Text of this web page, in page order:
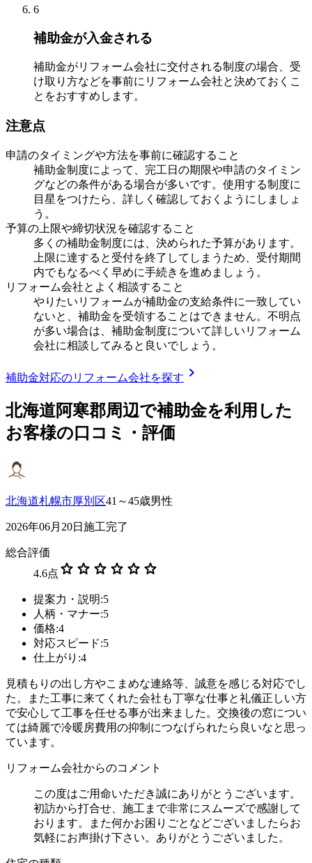
6
補助金が入金される
補助金がリフォーム会社に交付される制度の場合、受
け取り方などを事前にリフォーム会社と決めておくこ
とをおすすめします。
注意点
申請のタイミングや方法を事前に確認すること
補助金制度によって、完工日の期限や申請のタイミン
グなどの条件がある場合が多いです。使用する制度に
目星をつけたら、詳しく確認しておくようにしましょ
う。
予算の上限や締切状況を確認すること
多くの補助金制度には、決められた予算があります。
上限に達すると受付を終了してしまうため、受付期間
内でもなるべく早めに手続きを進めましょう。
リフォーム会社とよく相談すること
やりたいリフォームが補助金の支給条件に一致してい
ないと、補助金を受領することはできません。不明点
が多い場合は、補助金制度について詳しいリフォーム
会社に相談してみると良いでしょう。
補助金対応のリフォーム会社を探す chevron_right
北海道阿寒郡周辺で補助金を利用した
お客様の口コミ・評価
北海道札幌市厚別区41～45歳男性
2026年06月20日施工完了
総合評価
4.6点 star star star star star star
提案力・説明:5
人柄・マナー:5
価格:4
対応スピード:5
仕上がり:4
見積もりの出し方やこまめな連絡等、誠意を感じる対応でし
た。また工事に来てくれた会社も丁寧な仕事と礼儀正しい方
で安心して工事を任せる事が出来ました。交換後の窓につい
ては綺麗で冷暖房費用の抑制につなげられたら良いなと思っ
ています。
リフォーム会社からのコメント
この度はご用命いただき誠にありがとうございます。
初訪から打合せ、施工まで非常にスムーズで感謝して
おります。また何かお困りごとなどございましたらお
気軽にお声掛け下さい。ありがとうございました。